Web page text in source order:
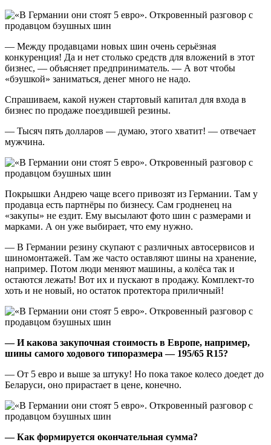
— Между продавцами новых шин очень серьёзная
конкуренция! Да и нет столько средств для вложений в этот
бизнес, — объясняет предприниматель. — А вот чтобы
«бэушкой» заниматься, денег много не надо.
Спрашиваем, какой нужен стартовый капитал для входа в
бизнес по продаже поездившей резины.
— Тысяч пять долларов — думаю, этого хватит! — отвечает
мужчина.
Покрышки Андрею чаще всего привозят из Германии. Там у
продавца есть партнёры по бизнесу. Сам гродненец на
«закупы» не ездит. Ему высылают фото шин с размерами и
марками. А он уже выбирает, что ему нужно.
— В Германии резину скупают с различных автосервисов и
шиномонтажей. Там же часто оставляют шины на хранение,
например. Потом люди меняют машины, а колёса так и
остаются лежать! Вот их и пускают в продажу. Комплект-то
хоть и не новый, но остаток протектора приличный!
— И какова закупочная стоимость в Европе, например,
шины самого ходового типоразмера — 195/65 R15?
— От 5 евро и выше за штуку! Но пока такое колесо доедет до
Беларуси, оно прирастает в цене, конечно.
— Как формируется окончательная сумма?